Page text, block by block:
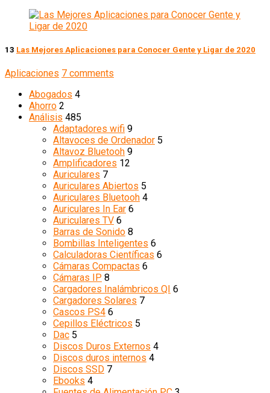
13 Las Mejores Aplicaciones para Conocer Gente y Ligar de 2020
Aplicaciones 7 comments
Abogados 4
Ahorro 2
Análisis 485
Adaptadores wifi 9
Altavoces de Ordenador 5
Altavoz Bluetooh 9
Amplificadores 12
Auriculares 7
Auriculares Abiertos 5
Auriculares Bluetooh 4
Auriculares In Ear 6
Auriculares TV 6
Barras de Sonido 8
Bombillas Inteligentes 6
Calculadoras Científicas 6
Cámaras Compactas 6
Cámaras IP 8
Cargadores Inalámbricos QI 6
Cargadores Solares 7
Cascos PS4 6
Cepillos Eléctricos 5
Dac 5
Discos Duros Externos 4
Discos duros internos 4
Discos SSD 7
Ebooks 4